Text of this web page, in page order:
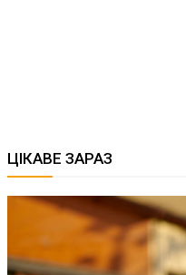
ЦІКАВЕ ЗАРАЗ